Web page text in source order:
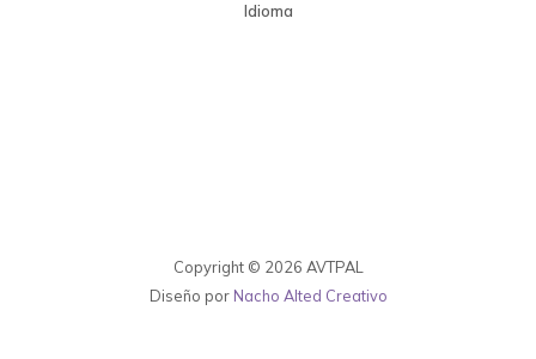
Idioma
Copyright © 2026 AVTPAL
Diseño por Nacho Alted Creativo